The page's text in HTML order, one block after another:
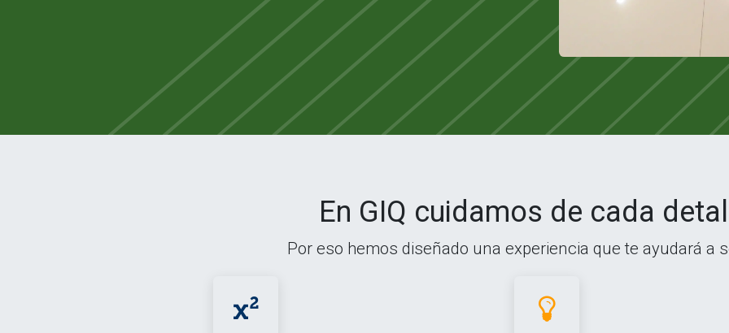
En GIQ cuidamos de cada
Por eso hemos diseñado una experiencia que te ayudará a